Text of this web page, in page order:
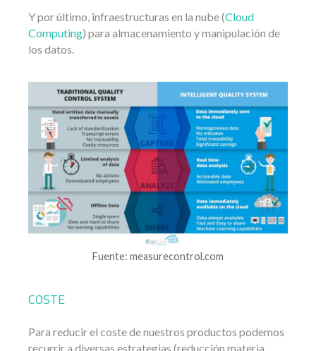
Y por último, infraestructuras en la nube (Cloud
Computing) para almacenamiento y manipulación de
los datos.
Fuente: measurecontrol.com
COSTE
Para reducir el coste de nuestros productos podemos
recurrir a diversas estrategias (reducción materia